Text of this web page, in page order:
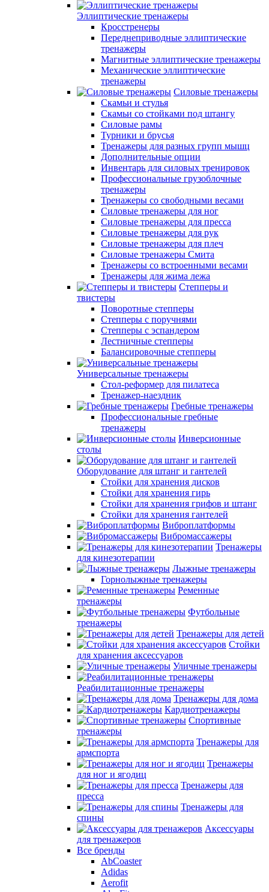
Эллиптические тренажеры
Кросстренеры
Переднеприводные эллиптические
тренажеры
Магнитные эллиптические тренажеры
Механические эллиптические
тренажеры
Силовые тренажеры
Скамьи и стулья
Скамьи со стойками под штангу
Силовые рамы
Турники и брусья
Тренажеры для разных групп мышц
Дополнительные опции
Инвентарь для силовых тренировок
Профессиональные грузоблочные
тренажеры
Тренажеры со свободными весами
Силовые тренажеры для ног
Силовые тренажеры для пресса
Силовые тренажеры для рук
Силовые тренажеры для плеч
Силовые тренажеры Смита
Тренажеры со встроенными весами
Тренажеры для жима лежа
Степперы и
твистеры
Поворотные степперы
Степперы с поручнями
Степперы с эспандером
Лестничные степперы
Балансировочные степперы
Универсальные тренажеры
Стол-реформер для пилатеса
Тренажер-наездник
Гребные тренажеры
Профессиональные гребные
тренажеры
Инверсионные
столы
Оборудование для штанг и гантелей
Стойки для хранения дисков
Стойки для хранения гирь
Стойки для хранения грифов и штанг
Стойки для хранения гантелей
Виброплатформы
Вибромассажеры
Тренажеры
для кинезотерапии
Лыжные тренажеры
Горнолыжные тренажеры
Ременные
тренажеры
Футбольные
тренажеры
Тренажеры для детей
Стойки
для хранения аксессуаров
Уличные тренажеры
Реабилитационные тренажеры
Тренажеры для дома
Кардиотренажеры
Спортивные
тренажеры
Тренажеры для
армспорта
Тренажеры
для ног и ягодиц
Тренажеры для
пресса
Тренажеры для
спины
Аксессуары
для тренажеров
Все бренды
AbCoaster
Adidas
Aerofit